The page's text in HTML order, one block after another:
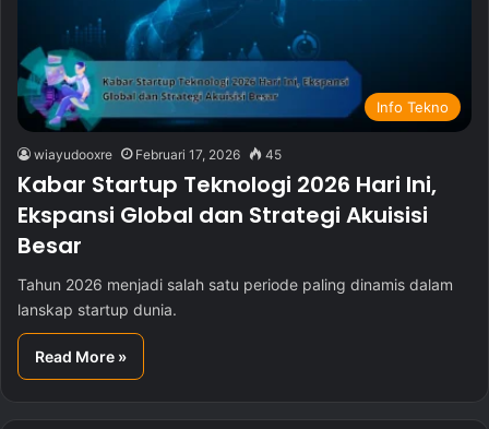
Info Tekno
wiayudooxre Februari 17, 2026 45
Kabar Startup Teknologi 2026 Hari Ini,
Ekspansi Global dan Strategi Akuisisi
Besar
Tahun 2026 menjadi salah satu periode paling dinamis dalam
lanskap startup dunia.
Read More »